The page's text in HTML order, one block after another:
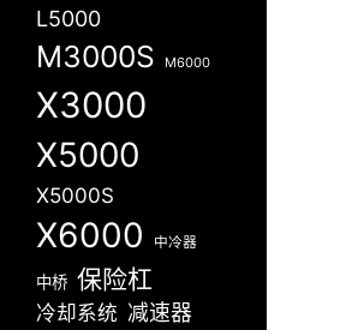
L5000
M3000S M6000
X3000
X5000
X5000S
X6000 中冷器
中桥 保险杠
冷却系统 减速器